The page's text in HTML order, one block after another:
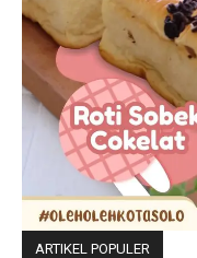
ARTIKEL POPULER